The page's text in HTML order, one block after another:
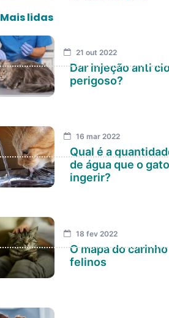
Mais lidas
21 out 2022
Dar injeção anti
perigoso?
16 mar 2022
Qual é a
de água que o
ingerir?
18 fev 2022
O mapa do
felinos